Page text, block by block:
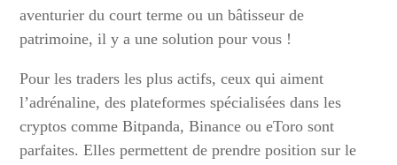
aventurier du court terme ou un bâtisseur de
patrimoine, il y a une solution pour vous !
Pour les traders les plus actifs, ceux qui aiment
l’adrénaline, des plateformes spécialisées dans les
cryptos comme Bitpanda, Binance ou eToro sont
parfaites. Elles permettent de prendre position sur le